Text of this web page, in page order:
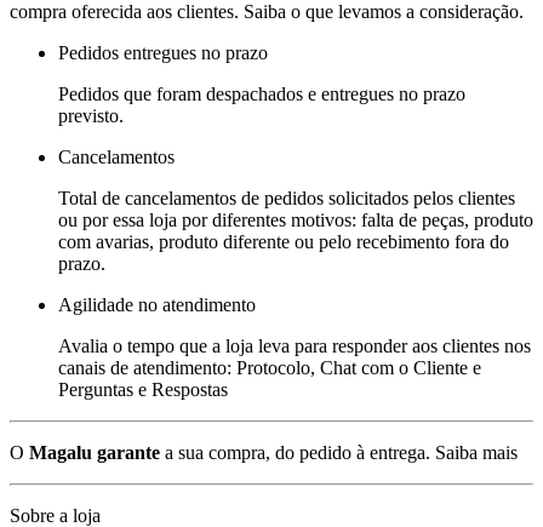
compra oferecida aos clientes. Saiba o que levamos a consideração.
Pedidos entregues no prazo
Pedidos que foram despachados e entregues no prazo
previsto.
Cancelamentos
Total de cancelamentos de pedidos solicitados pelos clientes
ou por essa loja por diferentes motivos: falta de peças, produto
com avarias, produto diferente ou pelo recebimento fora do
prazo.
Agilidade no atendimento
Avalia o tempo que a loja leva para responder aos clientes nos
canais de atendimento: Protocolo, Chat com o Cliente e
Perguntas e Respostas
O Magalu garante a sua compra, do pedido à entrega. Saiba mais
Sobre a loja